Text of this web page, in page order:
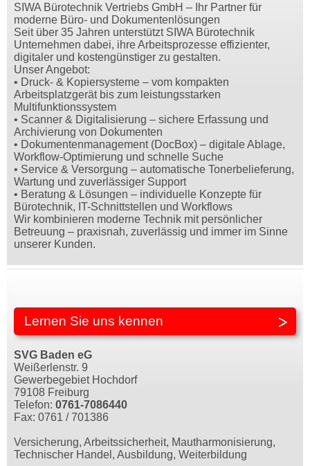
SIWA Bürotechnik Vertriebs GmbH – Ihr Partner für
moderne Büro- und Dokumentenlösungen
Seit über 35 Jahren unterstützt SIWA Bürotechnik
Unternehmen dabei, ihre Arbeitsprozesse effizienter,
digitaler und kostengünstiger zu gestalten.
Unser Angebot:
• Druck- & Kopiersysteme – vom kompakten
Arbeitsplatzgerät bis zum leistungsstarken
Multifunktionssystem
• Scanner & Digitalisierung – sichere Erfassung und
Archivierung von Dokumenten
• Dokumentenmanagement (DocBox) – digitale Ablage,
Workflow-Optimierung und schnelle Suche
• Service & Versorgung – automatische Tonerbelieferung,
Wartung und zuverlässiger Support
• Beratung & Lösungen – individuelle Konzepte für
Bürotechnik, IT-Schnittstellen und Workflows
Wir kombinieren moderne Technik mit persönlicher
Betreuung – praxisnah, zuverlässig und immer im Sinne
unserer Kunden.
Lernen Sie uns kennen
SVG Baden eG
Weißerlenstr. 9
Gewerbegebiet Hochdorf
79108 Freiburg
Telefon: 0761-7086440
Fax: 0761 / 701386
Versicherung, Arbeitssicherheit, Mautharmonisierung,
Technischer Handel, Ausbildung, Weiterbildung